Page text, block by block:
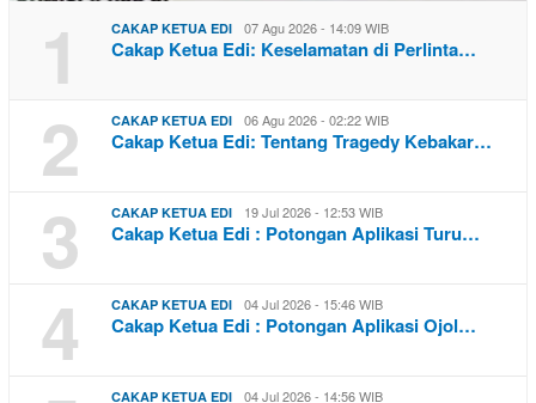
1 CAKAP KETUA EDI 07 Agu 2026 - 14:09 WIB
Cakap Ketua Edi: Keselamatan di Perlinta…
2 CAKAP KETUA EDI 06 Agu 2026 - 02:22 WIB
Cakap Ketua Edi: Tentang Tragedy Kebakar…
3 CAKAP KETUA EDI 19 Jul 2026 - 12:53 WIB
Cakap Ketua Edi : Potongan Aplikasi Turu…
4 CAKAP KETUA EDI 04 Jul 2026 - 15:46 WIB
Cakap Ketua Edi : Potongan Aplikasi Ojol…
CAKAP KETUA EDI 04 Jul 2026 - 14:56 WIB